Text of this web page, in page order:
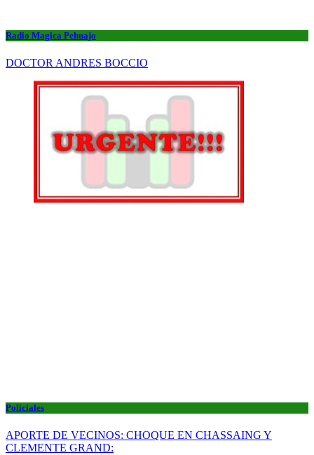
Radio Magica Pehuajo
DOCTOR ANDRES BOCCIO
Policiales
APORTE DE VECINOS: CHOQUE EN CHASSAING Y
CLEMENTE GRAND: